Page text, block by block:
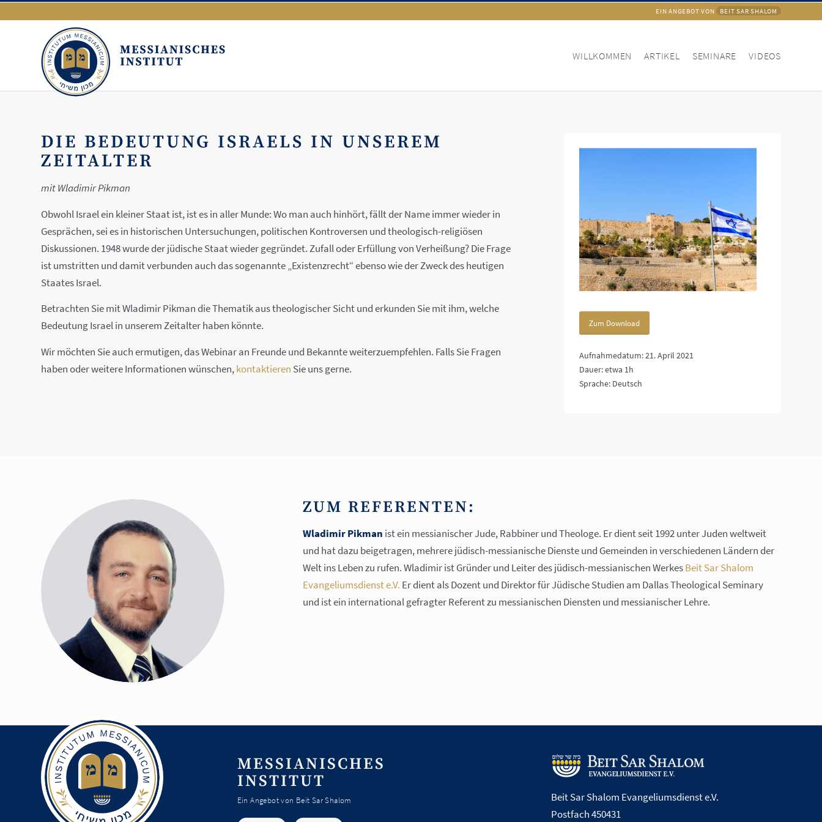
EIN ANGEBOT VON BEIT SAR SHALOM
WILLKOMMEN ARTIKEL SEMINARE VIDEOS
DIE BEDEUTUNG ISRAELS IN UNSEREM
ZEITALTER
mit Wladimir Pikman
Obwohl Israel ein kleiner Staat ist, ist es in aller Munde: Wo man auch hinhört, fällt der Name immer wieder in
Gesprächen, sei es in historischen Untersuchungen, politischen Kontroversen und theologisch-religiösen
Diskussionen. 1948 wurde der jüdische Staat wieder gegründet. Zufall oder Erfüllung von Verheißung? Die Frage
ist umstritten und damit verbunden auch das sogenannte „Existenzrecht“ ebenso wie der Zweck des heutigen
Staates Israel.
Betrachten Sie mit Wladimir Pikman die Thematik aus theologischer Sicht und erkunden Sie mit ihm, welche
Bedeutung Israel in unserem Zeitalter haben könnte.
Wir möchten Sie auch ermutigen, das Webinar an Freunde und Bekannte weiterzuempfehlen. Falls Sie Fragen
haben oder weitere Informationen wünschen,kontaktieren Sie uns gerne.
Zum Download
Aufnahmedatum: 21. April 2021
Dauer: etwa 1h
Sprache: Deutsch
ZUM REFERENTEN:
Wladimir Pikman ist ein messianischer Jude, Rabbiner und Theologe. Er dient seit 1992 unter Juden weltweit
und hat dazu beigetragen, mehrere jüdisch-messianische Dienste und Gemeinden in verschiedenen Ländern der
Welt ins Leben zu rufen. Wladimir ist Gründer und Leiter des jüdisch-messianischen WerkesBeit Sar Shalom
Evangeliumsdienst e.V. Er dient als Dozent und Direktor für Jüdische Studien am Dallas Theological Seminary
und ist ein international gefragter Referent zu messianischen Diensten und messianischer Lehre.
MESSIANISCHES
INSTITUT
Ein Angebot von Beit Sar Shalom
Beit Sar Shalom Evangeliumsdienst e.V.
Postfach 450431